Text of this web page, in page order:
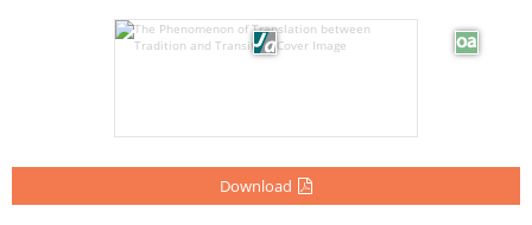
Download